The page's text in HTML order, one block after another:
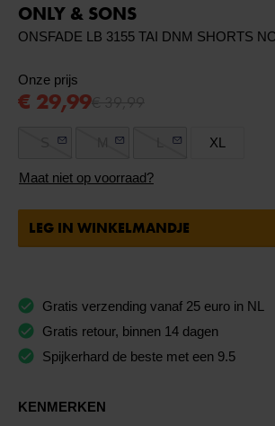
ONLY & SONS
ONSFADE LB 3155 TAI DNM SHORTS
Onze prijs
€ 29,99
XL
Maat niet op voorraad?
LEG IN WINKELMANDJE
Gratis verzending vanaf 25 euro in NL
Gratis retour, binnen 14 dagen
Spijkerhard de beste met een 9.5
KENMERKEN